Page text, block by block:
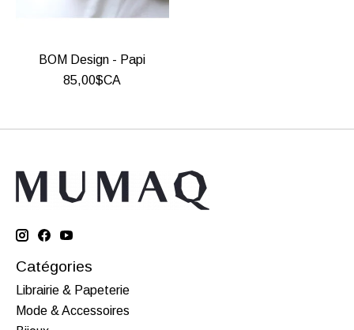
BOM Design - Papi
85,00$CA
Catégories
Librairie & Papeterie
Mode & Accessoires